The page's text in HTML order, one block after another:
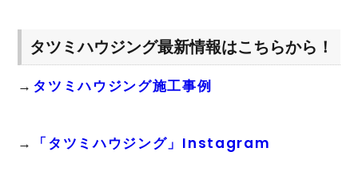
タツミハウジング最新情報はこちらから！
→ タツミハウジング施工事例
→ 「タツミハウジング」Instagram